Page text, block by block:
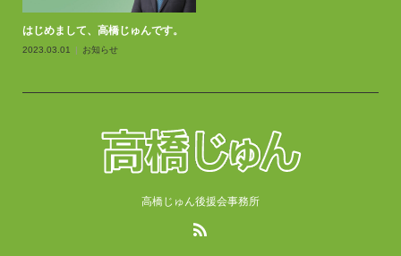
はじめまして、高橋じゅんです。
2023.03.01 お知らせ
高橋じゅん後援会事務所